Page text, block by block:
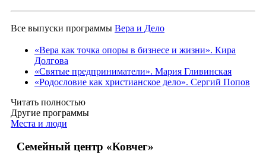
Все выпуски программы Вера и Дело
«Вера как точка опоры в бизнесе и жизни». Кира
Долгова
«Святые предприниматели». Мария Гливинская
«Родословие как христианское дело». Сергий Попов
Читать полностью
Другие программы
Места и люди
Семейный центр «Ковчег»